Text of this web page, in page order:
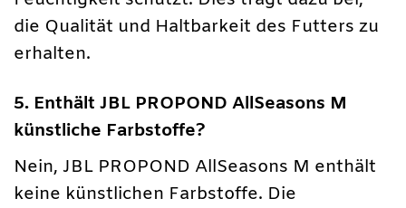
die Qualität und Haltbarkeit des Futters zu
erhalten.
5. Enthält JBL PROPOND AllSeasons M
künstliche Farbstoffe?
Nein, JBL PROPOND AllSeasons M enthält
keine künstlichen Farbstoffe. Die